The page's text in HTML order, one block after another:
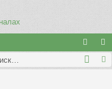
хо
ег